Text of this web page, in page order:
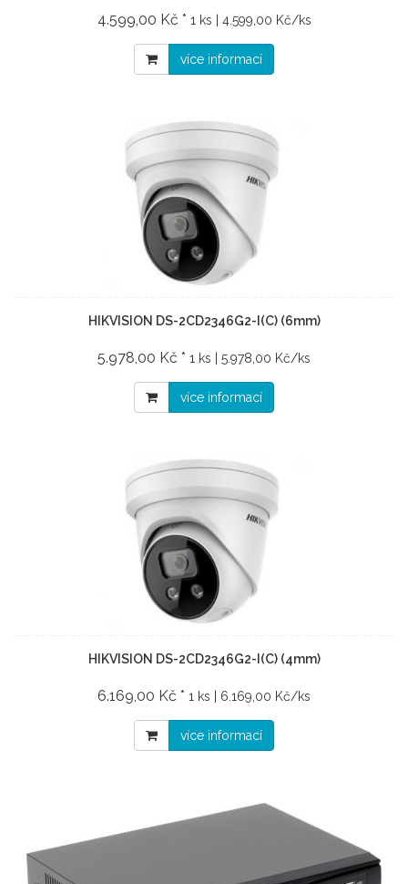
4.599,00 Kč * 1 ks | 4.599,00 Kč/ks
více informací
HIKVISION DS-2CD2346G2-I(C) (6mm)
5.978,00 Kč * 1 ks | 5.978,00 Kč/ks
více informací
HIKVISION DS-2CD2346G2-I(C) (4mm)
6.169,00 Kč * 1 ks | 6.169,00 Kč/ks
více informací